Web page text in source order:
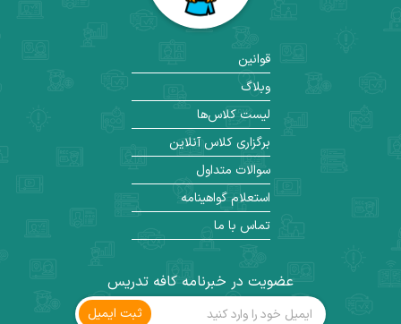
عضویت در خبرنامه کافه تدریس
ثبت ‌ایمیل
قوانین
وبلاگ
لیست کلاس‌ها
برگزاری کلاس آنلاین
سوالات متداول
استعلام گواهینامه
تماس با ما